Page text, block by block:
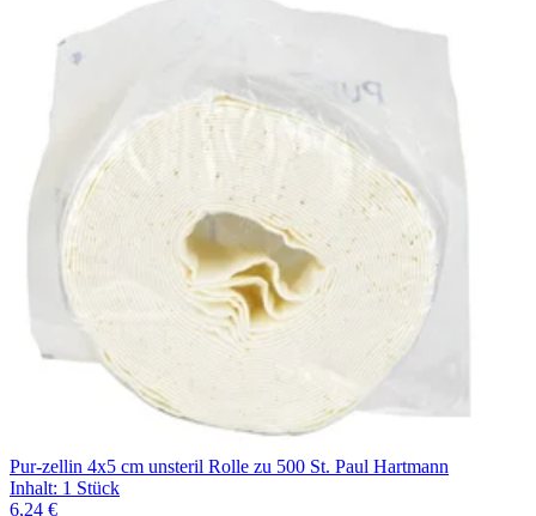
Pur-zellin 4x5 cm unsteril Rolle zu 500 St. Paul Hartmann
Inhalt: 1 Stück
6,24 €